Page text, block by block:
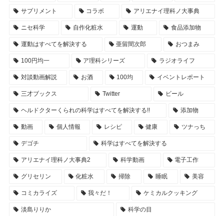
サプリメント コラボ アリエナイ理科ノ大事典
ニセ科学 自作化粧水 運動 食品添加物
運動はすべてを解決する 亜留間次郎 おつまみ
100円均一 ア理科シリーズ ラジオライフ
対談動画解説 お酒 100均 イベントレポート
三才ブックス Twitter ビール
ヘルドクターくられの科学はすべてを解決する!! 添加物
動画 個人情報 レシピ 健康 ツナっち
デゴチ 科学はすべてを解決する
アリエナイ理科ノ大事典2 科学動画 電子工作
グリセリン 化粧水 掃除 睡眠 美容
コミカライズ 我々だ！ ケミカルクッキング
淡島りりか 科学の目